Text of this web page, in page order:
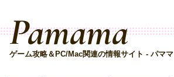
Pamama
ゲーム攻略＆PC/Mac関連の情報サイト - パママ